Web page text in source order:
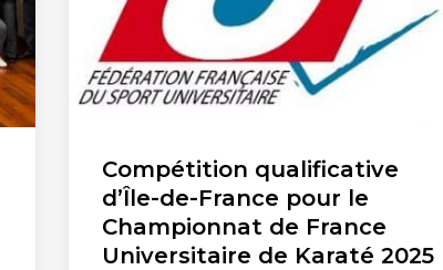
Compétition qualificative
d’Île-de-France pour le
Championnat de France
Universitaire de Karaté 2025